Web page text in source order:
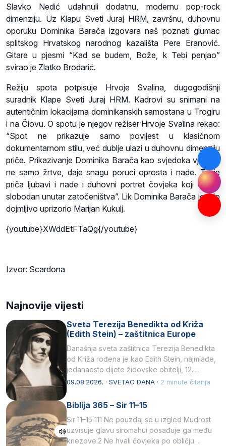
Slavko Nedić udahnuli dodatnu, modernu pop-rock
dimenziju. Uz Klapu Sveti Juraj HRM, završnu, duhovnu
oporuku Dominika Barača izgovara naš poznati glumac
splitskog Hrvatskog narodnog kazališta Pere Eranović.
Gitare u pjesmi “Kad se budem, Bože, k Tebi penjao”
svirao je Zlatko Brodarić.
Režiju spota potpisuje Hrvoje Svalina, dugogodišnji
suradnik Klape Sveti Juraj HRM. Kadrovi su snimani na
autentičnim lokacijama dominikanskih samostana u Trogiru
i na Čiovu. O spotu je njegov režiser Hrvoje Svalina rekao:
“Spot ne prikazuje samo povijest u klasičnom
dokumentarnom stilu, već dublje ulazi u duhovnu dimenziju
priče. Prikazivanje Dominika Barača kao svjedoka vjere, a
ne samo žrtve, daje snagu poruci oprosta i nade. To je
priča ljubavi i nade i duhovni portret čovjeka koji ostaje
slobodan unutar zatočeništva”. Lik Dominika Barača je vrlo
dojmljivo uprizorio Marijan Kukulj.
{youtube}XWddEtFTaQg{/youtube}
Izvor: Scardona
Najnovije vijesti
Sveta Terezija Benedikta od Križa
(Edith Stein) – zaštitnica Europe
Današnja sveta zaštitnica Terezija Benedikta
od Križa rođena je kao Edith Stein, najmlađe,
jedanaesto dijete židovske obitelji, 12.
listopada 1891, u Wrocławu…
09.08.2026. · SVETAC DANA · 2 minute čitanja
Biblija 365 – Sir 11–15
Sir 11–15 111 Ne pouzdaj se u izgled Mudrost
uzvisuje glavu siromahui posađuje ga među
knezove.2 Ne hvali čovjeka po obličju